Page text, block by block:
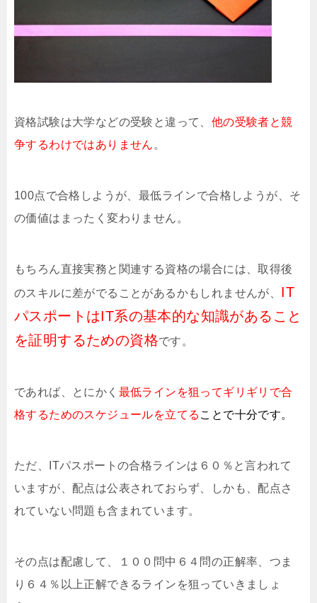
資格試験は大学などの受験と違って、 他の受験者と競
争するわけではありません 。
100点で合格しようが、最低ラインで合格しようが、そ
の価値はまったく変わりません。
もちろん直接実務と関連する資格の場合には、取得後
のスキルに差がでることがあるかもしれませんが、 IT
パスポートはIT系の基本的な知識があること
を証明するための資格です。
であれば、とにかく 最低ラインを狙ってギリギリで合
格するためのスケジュールを立てる ことで十分です。
ただ、ITパスポートの合格ラインは６０％と言われて
いますが、配点は公表されておらず、しかも、配点さ
れていない問題も含まれています。
その点は配慮して、１００問中６４問の正解率、つま
り６４％以上正解できるラインを狙っていきましょ